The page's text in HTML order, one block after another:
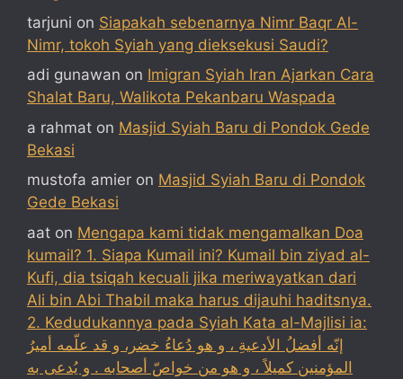
tarjuni on Siapakah sebenarnya Nimr Baqr Al-
Nimr, tokoh Syiah yang dieksekusi Saudi?
adi gunawan on Imigran Syiah Iran Ajarkan Cara
Shalat Baru, Walikota Pekanbaru Waspada
a rahmat on Masjid Syiah Baru di Pondok Gede
Bekasi
mustofa amier on Masjid Syiah Baru di Pondok
Gede Bekasi
aat on Mengapa kami tidak mengamalkan Doa
kumail? 1. Siapa Kumail ini? Kumail bin ziyad al-
Kufi, dia tsiqah kecuali jika meriwayatkan dari
Ali bin Abi Thabil maka harus dijauhi haditsnya.
2. Kedudukannya pada Syiah Kata al-Majlisi ia:
إنّه أفضلُ الأدعيةِ ، و هو دُعاءُ خضر، و قد علّمه أميرُ
المؤمنين كميلاً ، و هو من خواصّ أصحابه . و يُدعى به